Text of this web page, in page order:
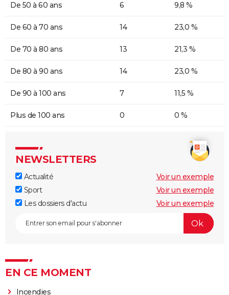
De 50 à 60 ans 6 9,8 %
De 60 à 70 ans 14 23,0 %
De 70 à 80 ans 13 21,3 %
De 80 à 90 ans 14 23,0 %
De 90 à 100 ans 7 11,5 %
Plus de 100 ans 0 0 %
NEWSLETTERS
Actualité
Voir un exemple
Sport
Voir un exemple
Les dossiers d'actu
Voir un exemple
EN CE MOMENT
Incendies